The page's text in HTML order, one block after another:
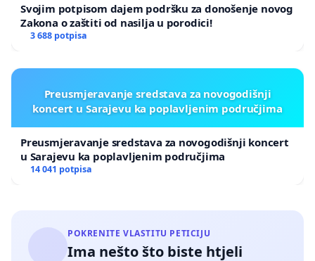
Svojim potpisom dajem podršku za donošenje novog
Zakona o zaštiti od nasilja u porodici!
3 688 potpisa
Preusmjeravanje sredstava za novogodišnji
koncert u Sarajevu ka poplavljenim područjima
Preusmjeravanje sredstava za novogodišnji koncert
u Sarajevu ka poplavljenim područjima
14 041 potpisa
POKRENITE VLASTITU PETICIJU
Ima nešto što biste htjeli